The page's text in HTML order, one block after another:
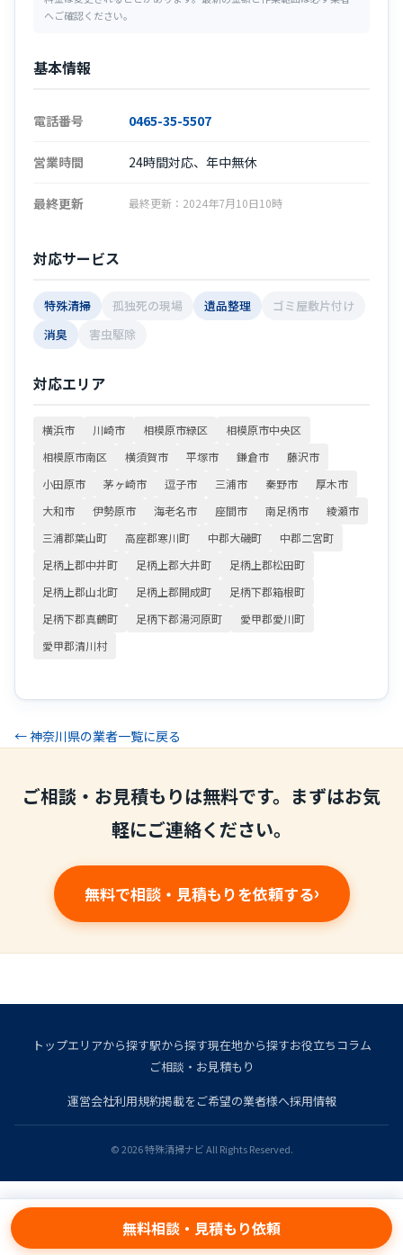
へご確認ください。
基本情報
電話番号 0465-35-5507
営業時間 24時間対応、年中無休
最終更新 最終更新：2024年7月10日10時
対応サービス
特殊清掃 孤独死の現場 遺品整理
ゴミ屋敷片付け
消臭
害虫駆除
対応エリア
横浜市 川崎市 相模原市緑区
相模原市中央区
相模原市南区
横須賀市 平塚市 鎌倉市
藤沢市
小田原市
茅ヶ崎市 逗子市 三浦市 秦野市
厚木市
大和市
伊勢原市 海老名市 座間市 南足柄市
綾瀬市
三浦郡葉山町
高座郡寒川町 中郡大磯町
中郡二宮町
足柄上郡中井町
足柄上郡大井町
足柄上郡松田町
足柄上郡山北町
足柄上郡開成町
足柄下郡箱根町
足柄下郡真鶴町
足柄下郡湯河原町
愛甲郡愛川町
愛甲郡清川村
← 神奈川県の業者一覧に戻る
無料相談・見積もり依頼
ご相談・お見積もりは無料です。まずはお気
軽にご連絡ください。
無料で相談・見積もりを依頼する
トップエリアから探す駅から探す現在地から探すお役立ちコラム
ご相談・お見積もり
運営会社利用規約掲載をご希望の業者様へ採用情報
© 2026 特殊清掃ナビ All Rights Reserved.